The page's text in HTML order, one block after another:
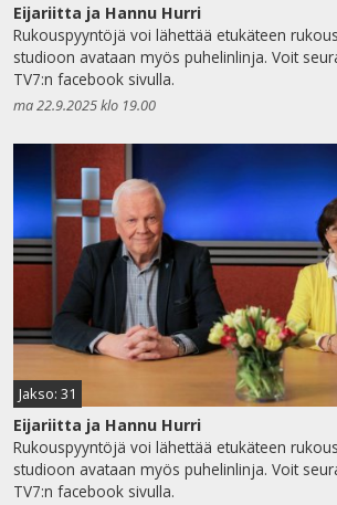
Eijariitta ja Hannu Hurri
Rukouspyyntöjä voi lähettää etukäteen
studioon avataan myös puhelinlinja. Voit
TV7:n facebook sivulla.
ma 22.9.2025 klo 19.00
Jakso: 31
Eijariitta ja Hannu Hurri
Rukouspyyntöjä voi lähettää etukäteen
studioon avataan myös puhelinlinja. Voit
TV7:n facebook sivulla.